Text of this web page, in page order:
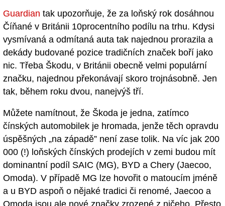
Guardian tak upozorňuje, že za loňský rok dosáhnou
Číňané v Británii 10procentního podílu na trhu. Kdysi
vysmívaná a odmítaná auta tak najednou prorazila a
dekády budované pozice tradičních značek boří jako
nic. Třeba Škodu, v Británii obecně velmi populární
značku, najednou překonávají skoro trojnásobně. Jen
tak, během roku dvou, nanejvýš tří.
Můžete namítnout, že Škoda je jedna, zatímco
čínských automobilek je hromada, jenže těch opravdu
úspěšných „na západě” není zase tolik. Na víc jak 200
000 (!) loňských čínských prodejích v zemi budou mít
dominantní podíl SAIC (MG), BYD a Chery (Jaecoo,
Omoda). V případě MG lze hovořit o matoucím jméně
a u BYD aspoň o nějaké tradici či renomé, Jaecoo a
Omoda jsou ale nové značky zrozené z ničeho. Přesto